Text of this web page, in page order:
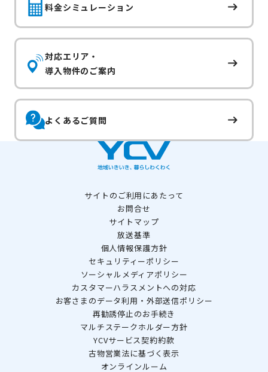
料金シミュレーション
対応エリア・
導入物件のご案内
よくあるご質問
サイトのご利用にあたって
お問合せ
サイトマップ
放送基準
個人情報保護方針
セキュリティーポリシー
ソーシャルメディアポリシー
カスタマーハラスメントへの対応
お客さまのデータ利用・外部送信ポリシー
再勧誘停止のお手続き
マルチステークホルダー方針
YCVサービス契約約款
古物営業法に基づく表示
オンラインルーム